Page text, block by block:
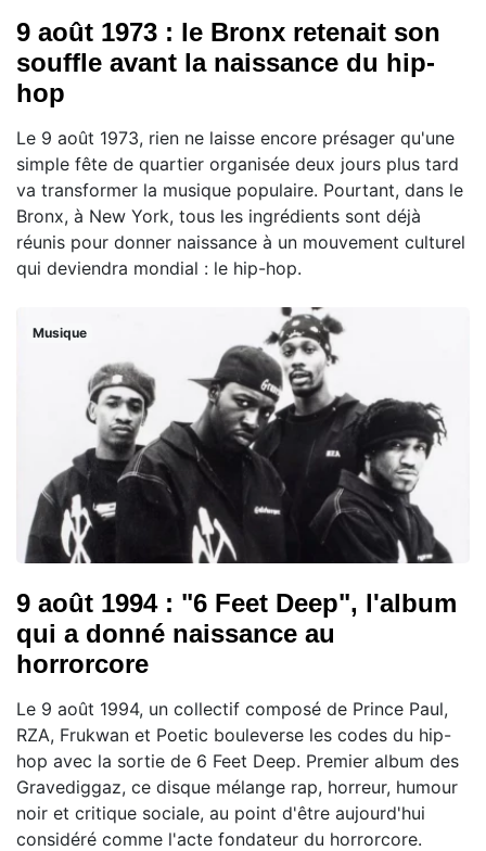
9 août 1973 : le Bronx retenait son
souffle avant la naissance du hip-
hop
Le 9 août 1973, rien ne laisse encore présager qu'une
simple fête de quartier organisée deux jours plus tard
va transformer la musique populaire. Pourtant, dans le
Bronx, à New York, tous les ingrédients sont déjà
réunis pour donner naissance à un mouvement culturel
qui deviendra mondial : le hip-hop.
Musique
9 août 1994 : "6 Feet Deep", l'album
qui a donné naissance au
horrorcore
Le 9 août 1994, un collectif composé de Prince Paul,
RZA, Frukwan et Poetic bouleverse les codes du hip-
hop avec la sortie de 6 Feet Deep. Premier album des
Gravediggaz, ce disque mélange rap, horreur, humour
noir et critique sociale, au point d'être aujourd'hui
considéré comme l'acte fondateur du horrorcore.